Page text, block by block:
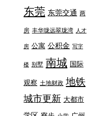
东莞 东莞交通 两
房 丰华珑远翠珑湾 人才
房 公寓 公积金 写字
楼 别墅 南城 国际
观察 土地财政 地铁
城市更新 大都市